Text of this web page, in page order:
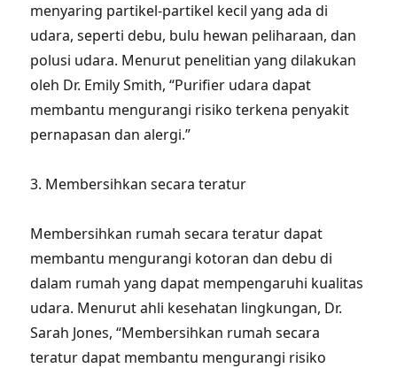
menyaring partikel-partikel kecil yang ada di
udara, seperti debu, bulu hewan peliharaan, dan
polusi udara. Menurut penelitian yang dilakukan
oleh Dr. Emily Smith, “Purifier udara dapat
membantu mengurangi risiko terkena penyakit
pernapasan dan alergi.”
3. Membersihkan secara teratur
Membersihkan rumah secara teratur dapat
membantu mengurangi kotoran dan debu di
dalam rumah yang dapat mempengaruhi kualitas
udara. Menurut ahli kesehatan lingkungan, Dr.
Sarah Jones, “Membersihkan rumah secara
teratur dapat membantu mengurangi risiko